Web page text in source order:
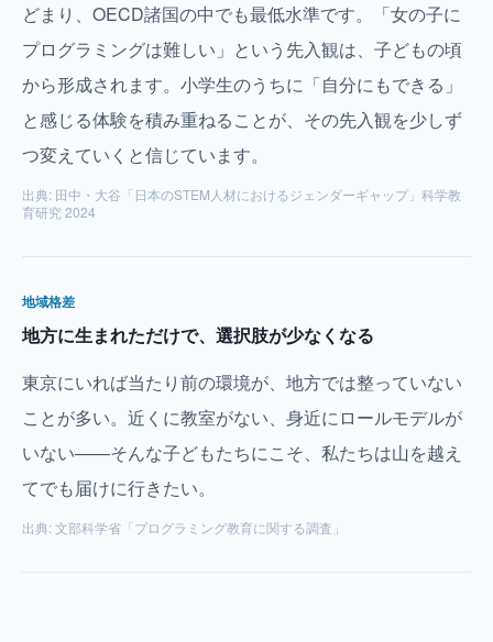
どまり、OECD諸国の中でも最低水準です。「女の子に
プログラミングは難しい」という先入観は、子どもの頃
から形成されます。小学生のうちに「自分にもできる」
と感じる体験を積み重ねることが、その先入観を少しず
つ変えていくと信じています。
出典: 田中・大谷「日本のSTEM人材におけるジェンダーギャップ」科学教
育研究 2024
地域格差
地方に生まれただけで、選択肢が少なくなる
東京にいれば当たり前の環境が、地方では整っていない
ことが多い。近くに教室がない、身近にロールモデルが
いない——そんな子どもたちにこそ、私たちは山を越え
てでも届けに行きたい。
出典:文部科学省「プログラミング教育に関する調査」